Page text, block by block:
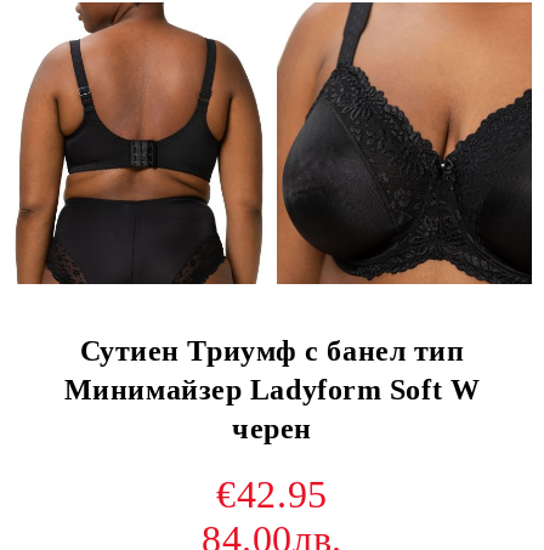
Сутиен Триумф с банел тип
Минимайзер Ladyform Soft W
черен
€42.95
84.00лв.